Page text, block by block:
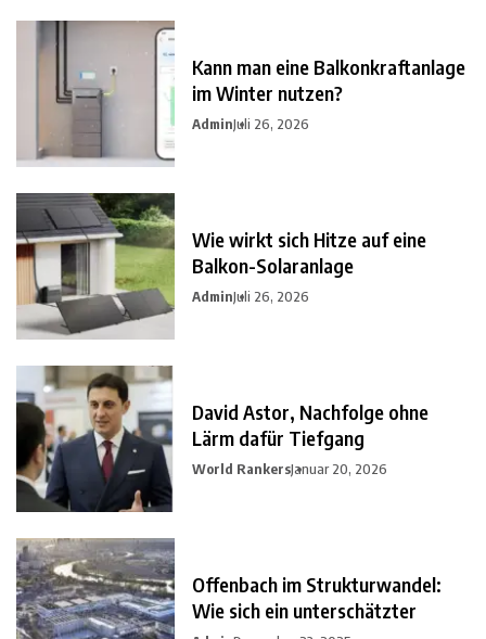
Kann man eine Balkonkraftanlage
im Winter nutzen?
AdminJuli 26, 2026
Wie wirkt sich Hitze auf eine
Balkon-Solaranlage
AdminJuli 26, 2026
David Astor, Nachfolge ohne
Lärm dafür Tiefgang
World RankersJanuar 20, 2026
Offenbach im Strukturwandel:
Wie sich ein unterschätzter